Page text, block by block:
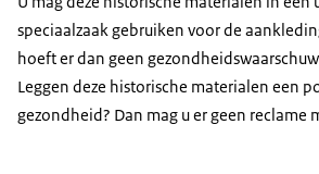
De tabaksproducten en
ook niet zichtbaar zijn van
producten maar volgens de regels
gepresenteerd.
Is het verkoopvloeroppervlak van
groter dan 120 m ? Dan moet de
speciaalzaak gebruiken voor de
hoeft er dan geen
Leggen deze historische materialen een
gezondheid? Dan mag u er geen reclame